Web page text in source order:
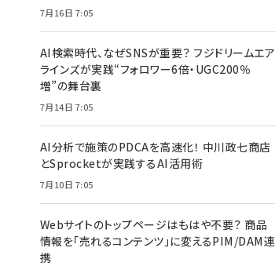
7月16日 7:05
AI検索時代、なぜSNSが重要？ フジドリームエア
ラインズが実践“フォロワー6倍・UGC200％
増”の舞台裏
7月14日 7:05
AI分析で施策のPDCAを高速化！ 中川政七商店
とSprocketが実践するAI活用術
7月10日 7:05
Webサイトのトップページはもはや不要？ 商品
情報を「売れるコンテンツ」に変えるPIM/DAM連
携